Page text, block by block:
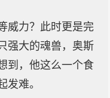
威力？此时更是完
强大的魂兽，奥斯
到，他这么一个食
发难。